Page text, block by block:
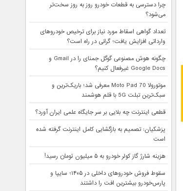
چرا دسترسی به قطعات خودرو روز به روز سخت‌تر
می‌شود؟
تعداد گواهی اسقاط مورد نیاز برای ترخیص خودروهای
وارداتی افزایش یافت؛ گرانی در راه است؟
چگونه هوش مصنوعی گوگل جمنای را در Gmail و
Google Docs غیرفعال کنیم؟
موتورولا Moto Pad 70 معرفی شد؛ باریک‌ترین و
سبک‌ترین تبلت 5G با قلم هوشمند
قطعی اینترنت چه بلایی بر سر جایگاه علمی ایران آورد؟
پزشکیان: تصمیم به بازگشایی کامل اینترنت گرفته شده
است
هزینه شارژ گاز کولر خودرو به ۵ میلیون تومان رسید!
سقوط فروش خودروهای داخلی در ۱۴۰۵؛ سایپا و
پارس‌خودرو بیشترین افت را داشتند